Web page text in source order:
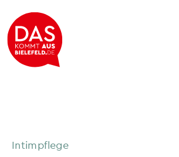
Intimpflege